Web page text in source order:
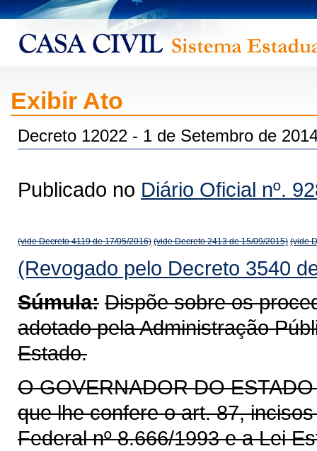
Exibir Ato
Decreto 12022 - 1 de Setembro de
Publicado no Diário Oficial nº.
(vide Decreto 4119 de 17/05/2016) (vide Decreto 2413 de 15/09/2015) (vide
(Revogado pelo Decreto 3540
Súmula: Dispõe sobre os
adotado pela Administração
Estado.
O GOVERNADOR DO
que lhe confere o art. 87,
Federal nº 8.666/1993 e a Lei